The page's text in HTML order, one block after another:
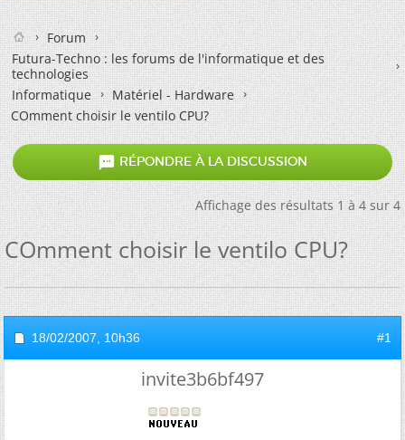
Forum
Futura-Techno : les forums de l'informatique et des
technologies
Informatique
Matériel - Hardware
COmment choisir le ventilo CPU?
 RÉPONDRE À LA DISCUSSION
Affichage des résultats 1 à 4 sur 4
COmment choisir le ventilo CPU?
18/02/2007, 10h36 #1
invite3b6bf497